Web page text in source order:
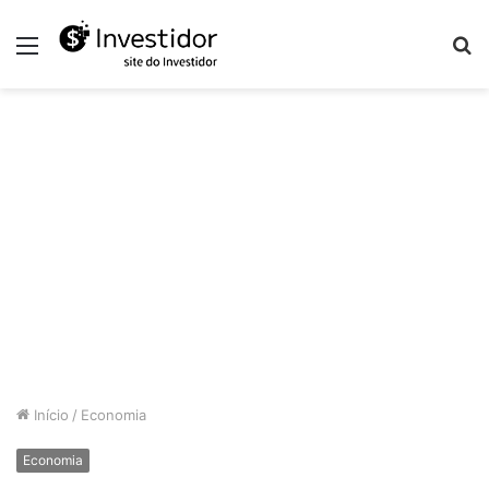
Menu
Início / Economia
Economia